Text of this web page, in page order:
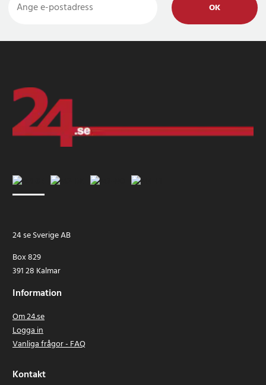
OK
24 se Sverige AB
Box 829
391 28 Kalmar
Information
Om 24.se
Logga in
Vanliga frågor - FAQ
Kontakt